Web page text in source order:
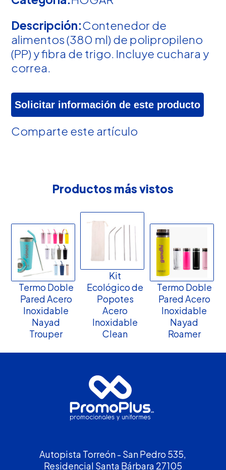
Descripción:Contenedor de
alimentos (380 ml) de polipropileno
(PP) y fibra de trigo. Incluye cuchara y
correa.
Solicitar información de este producto
Comparte este artículo
Productos más vistos
Termo Doble
Pared Acero
Inoxidable
Nayad
Trouper
Kit
Ecológico de
Popotes
Acero
Inoxidable
Clean
Termo Doble
Pared Acero
Inoxidable
Nayad
Roamer
Autopista Torreón - San Pedro 535,
Residencial Santa Bárbara 27105